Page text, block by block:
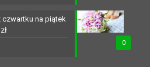
0
czwartku na piątek